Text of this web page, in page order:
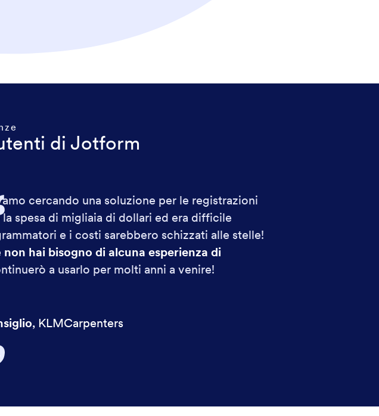
di Jotform
cercando una soluzione per le registrazioni
spesa di migliaia di dollari ed era difficile
e i costi sarebbero schizzati alle stelle!
non hai bisogno di alcuna esperienza di
a usarlo per molti anni a venire!
, KLMCarpenters